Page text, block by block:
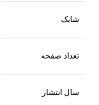
شابک
تعداد صفحه
سال انتشار